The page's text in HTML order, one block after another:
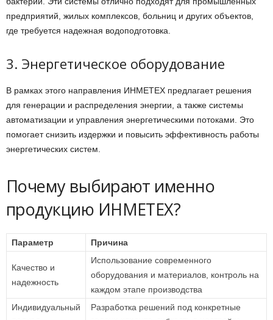
предприятий, жилых комплексов, больниц и других объектов,
где требуется надежная водоподготовка.
3. Энергетическое оборудование
В рамках этого направления ИНМЕТЕХ предлагает решения
для генерации и распределения энергии, а также системы
автоматизации и управления энергетическими потоками. Это
помогает снизить издержки и повысить эффективность работы
энергетических систем.
Почему выбирают именно
продукцию ИНМЕТЕХ?
Параметр Причина
Качество и
надежность
Использование современного
оборудования и материалов, контроль на
каждом этапе производства
Индивидуальный
Разработка решений под конкретные